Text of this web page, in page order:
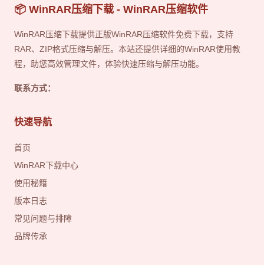
📦 WinRAR压缩下载 - WinRAR压缩软件
WinRAR压缩下载提供正版WinRAR压缩软件免费下载，支持
RAR、ZIP格式压缩与解压。本站还提供详细的WinRAR使用教
程，助您高效管理文件，体验快速压缩与解压功能。
联系方式：
快速导航
首页
WinRAR下载中心
使用秘籍
版本日志
常见问题与排障
品牌传承